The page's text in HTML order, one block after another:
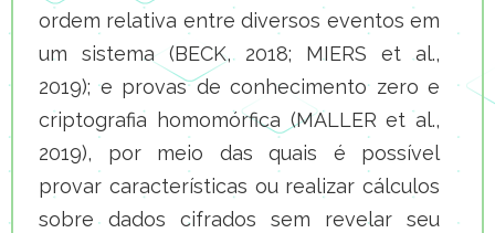
ordem relativa entre diversos eventos em
um sistema (BECK, 2018; MIERS et al.,
2019); e provas de conhecimento zero e
criptografia homomórfica (MALLER et al.,
2019), por meio das quais é possível
provar características ou realizar cálculos
sobre dados cifrados sem revelar seu